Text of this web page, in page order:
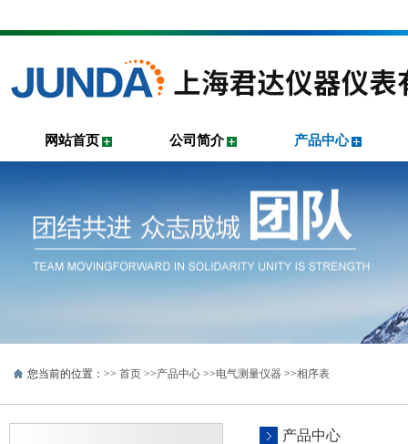
网站首页 公司简介 产品中心
您当前的位置：>> 首页 >>产品中心 >>电气测量仪器 >>相序表
产品中心